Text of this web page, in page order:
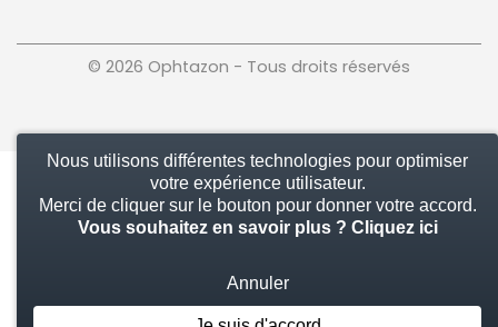
© 2026 Ophtazon - Tous droits réservés
Nous utilisons différentes technologies pour optimiser
votre expérience utilisateur.
Merci de cliquer sur le bouton pour donner votre accord.
Vous souhaitez en savoir plus ? Cliquez ici
Annuler